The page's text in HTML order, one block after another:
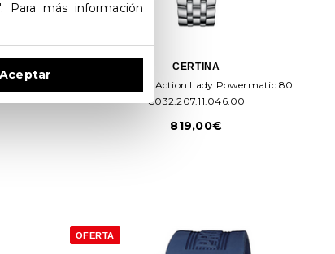
CERTINA
Certina DS Action Lady Powermatic 80
C032.207.11.046.00
819,00€
OFERTA
Para más información
Aceptar